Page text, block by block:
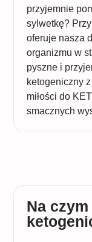
przyjemnie
sylwetkę?
oferuje nasza
organizmu w
pyszne i
ketogeniczny
miłości do
smacznych
Na